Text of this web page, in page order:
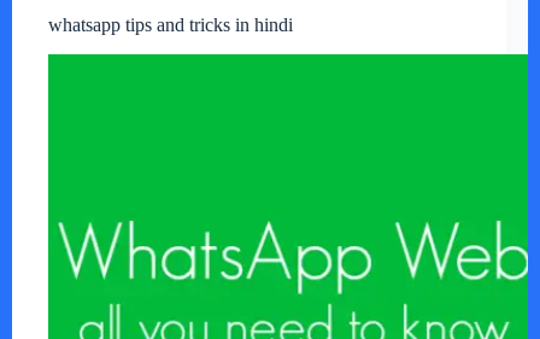
whatsapp tips and tricks in hindi